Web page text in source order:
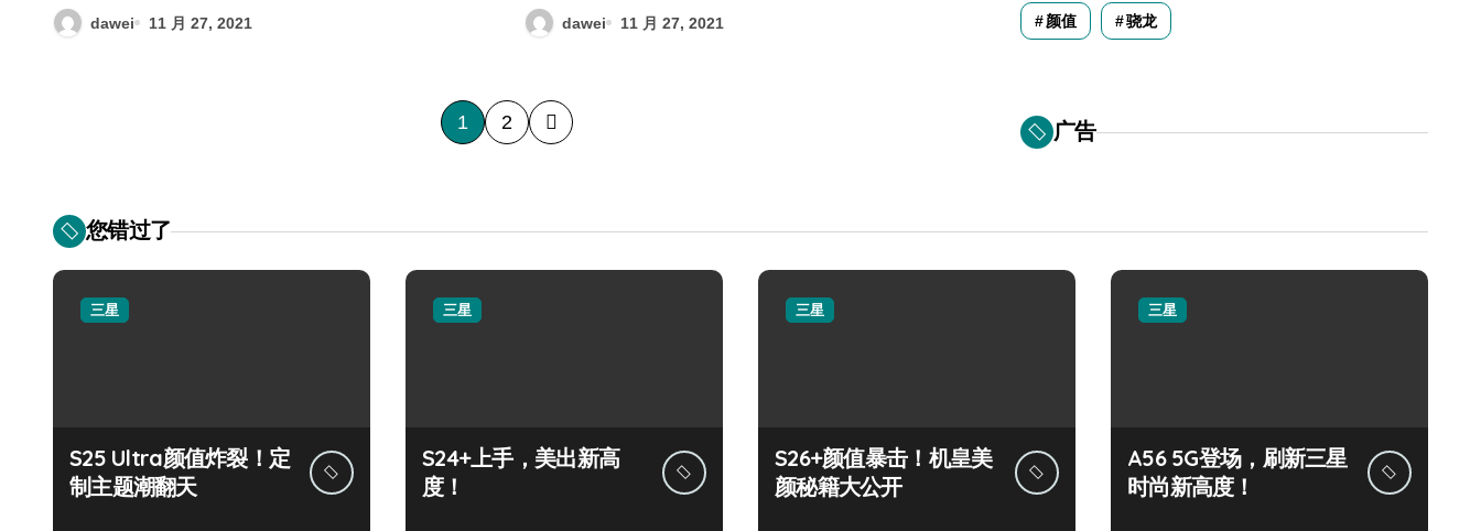
dawei 11 月 27, 2021 dawei 11 月 27, 2021
文
1 2
颜值 骁龙
广告
您错过了
三星
S25 Ultra颜值炸裂！定
制主题潮翻天
三星
S24+上手，美出新高
度！
三星
S26+颜值暴击！机皇美
颜秘籍大公开
三星
A56 5G登场，刷新三星
时尚新高度！